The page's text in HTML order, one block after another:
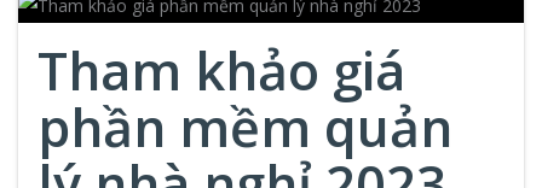
Tham khảo giá
phần mềm quản